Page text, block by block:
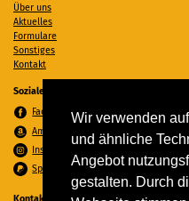
Wir verwenden
und ähnliche
Angebot
gestalten. Durch
Über uns
Aktuelles
Formulare
Sonstiges
Kontakt
Soziale Medien
Facebook
Amazon Wunschzettel
Instagram
Spenden per PayPal